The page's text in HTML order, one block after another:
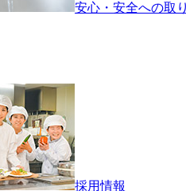
安心・安全への取
採用情報